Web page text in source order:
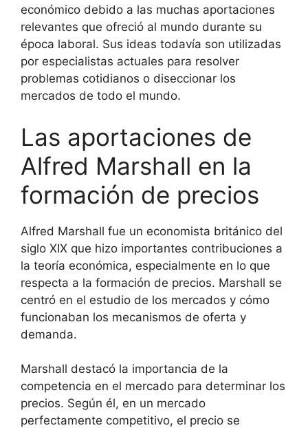
económico debido a las muchas aportaciones
relevantes que ofreció al mundo durante su
época laboral. Sus ideas todavía son utilizadas
por especialistas actuales para resolver
problemas cotidianos o diseccionar los
mercados de todo el mundo.
Las aportaciones de
Alfred Marshall en la
formación de precios
Alfred Marshall fue un economista británico del
siglo XIX que hizo importantes contribuciones a
la teoría económica, especialmente en lo que
respecta a la formación de precios. Marshall se
centró en el estudio de los mercados y cómo
funcionaban los mecanismos de oferta y
demanda.
Marshall destacó la importancia de la
competencia en el mercado para determinar los
precios. Según él, en un mercado
perfectamente competitivo, el precio se